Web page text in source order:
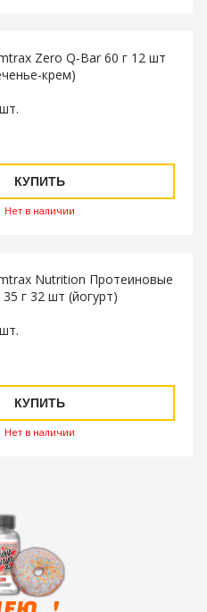
Zero Q-Bar 60 г 12 шт
крем)
КУПИТЬ
Нет в наличии
Nutrition Протеиновые
г 32 шт (йогурт)
КУПИТЬ
Нет в наличии